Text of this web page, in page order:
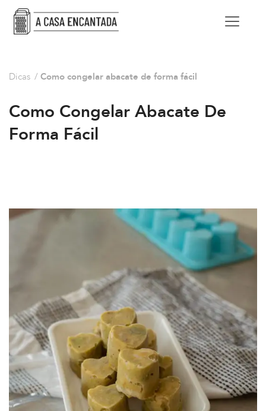
Dicas / Como congelar abacate de forma fácil
Como Congelar Abacate De
Forma Fácil